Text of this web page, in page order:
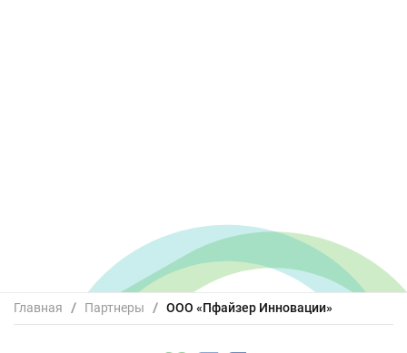
Главная / Партнеры / ООО «Пфайзер Инновации»